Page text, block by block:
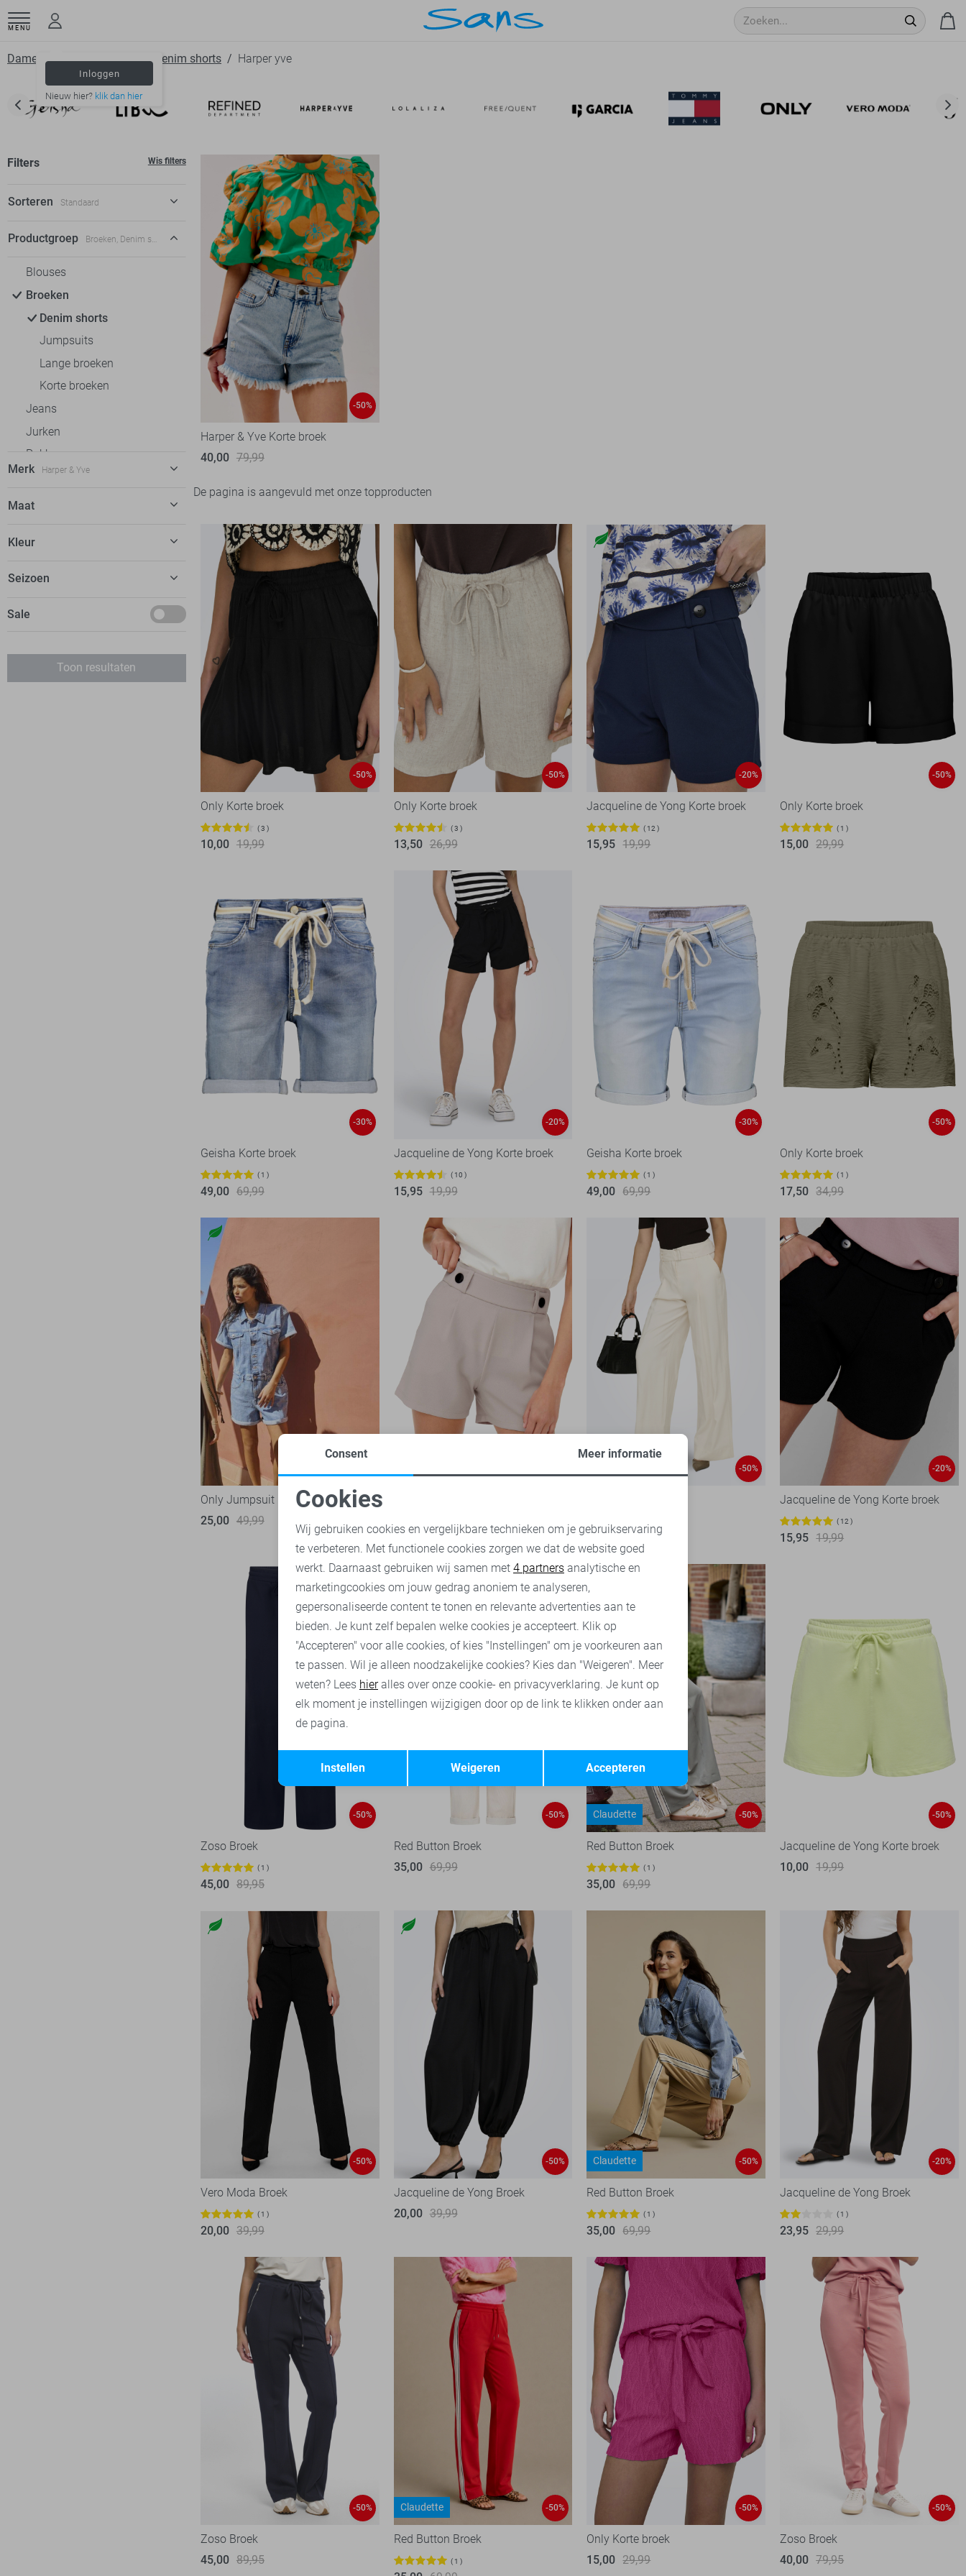
MENU
Inloggen
Nieuw hier? klik dan hier
Dameskleding Broeken Denim shorts Harper yve
Filters Wis filters
Sorteren Standaard
Standaard
Productgroep Broeken, Denim shorts
Blouses
Broeken
Denim shorts
Jumpsuits
Lange broeken
Korte broeken
Jeans
Jurken
Rokken
T-shirts
Tops
Vesten
Merk Harper & Yve
Freequent 12
Geisha
Lofty Manner
Noisy may 24
Maat
L
Kleur
Blauw
Seizoen
Deals
Sale
Toon resultaten
-50%
Harper & Yve Korte broek
40,00 79,99
De pagina is aangevuld met onze topproducten
-50%
Only Korte broek
3
10,00 19,99
-50%
Only Korte broek
3
13,50 26,99
-20%
Jacqueline de Yong Korte broek
12
15,95 19,99
-50%
Only Korte broek
1
15,00 29,99
-30%
Geisha Korte broek
1
49,00 69,99
-20%
Jacqueline de Yong Korte broek
10
15,95 19,99
-30%
Geisha Korte broek
1
49,00 69,99
-50%
Only Korte broek
1
17,50 34,99
Only Jumpsuit
25,00 49,99
15,95 19,99
-50% -20%
Jacqueline de Yong Korte broek
12
15,95 19,99
-50%
Zoso Broek
1
45,00 89,95
-50%
Red Button Broek
35,00 69,99
Claudette -50%
Red Button Broek
1
35,00 69,99
-50%
Jacqueline de Yong Korte broek
10,00 19,99
-50%
Vero Moda Broek
1
20,00 39,99
-50%
Jacqueline de Yong Broek
20,00 39,99
Claudette -50%
Red Button Broek
1
35,00 69,99
-20%
Jacqueline de Yong Broek
1
23,95 29,99
-50%
Zoso Broek
45,00 89,95
Claudette -50%
Red Button Broek
1
-50%
Only Korte broek
15,00 29,99
-50%
Zoso Broek
40,00 79,95
Noodzakelijke cookies
Analytische cookies Marketing cookies
Terug Opslaan
Consent Meer informatie
Cookies
Wij gebruiken cookies en vergelijkbare technieken om je gebruikservaring
te verbeteren. Met functionele cookies zorgen we dat de website goed
werkt. Daarnaast gebruiken wij samen met 4 partners analytische en
marketingcookies om jouw gedrag anoniem te analyseren,
gepersonaliseerde content te tonen en relevante advertenties aan te
bieden. Je kunt zelf bepalen welke cookies je accepteert. Klik op
"Accepteren" voor alle cookies, of kies "Instellingen" om je voorkeuren aan
te passen. Wil je alleen noodzakelijke cookies? Kies dan "Weigeren". Meer
weten? Lees hieralles over onze cookie- en privacyverklaring. Je kunt op
elk moment je instellingen wijzigigen door op de link te klikken onder aan
de pagina.
Accepteren
Weigeren
Instellen